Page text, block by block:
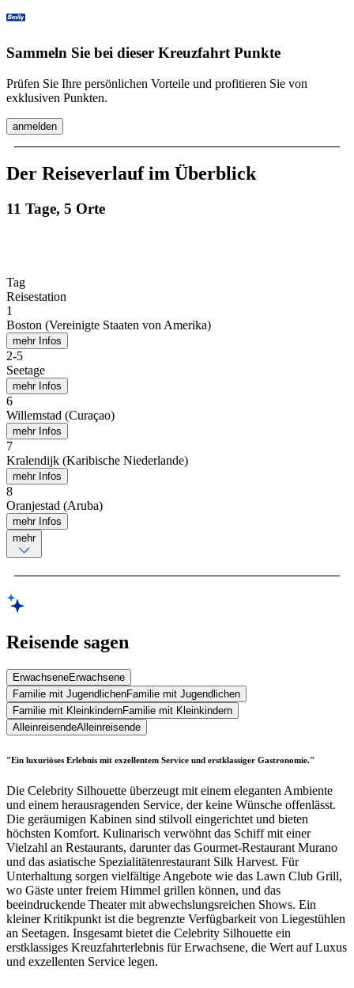
Sammeln Sie bei dieser Kreuzfahrt Punkte
Prüfen Sie Ihre persönlichen Vorteile und profitieren Sie von
exklusiven Punkten.
anmelden
Der Reiseverlauf im Überblick
11 Tage, 5 Orte
Tag
Reisestation
1
Boston (Vereinigte Staaten von Amerika)
mehr Infos
2-5
Seetage
mehr Infos
6
Willemstad (Curaçao)
mehr Infos
7
Kralendijk (Karibische Niederlande)
mehr Infos
8
Oranjestad (Aruba)
mehr Infos
mehr
Reisende sagen
ErwachseneErwachsene
Familie mit JugendlichenFamilie mit Jugendlichen
Familie mit KleinkindernFamilie mit Kleinkindern
AlleinreisendeAlleinreisende
"Ein luxuriöses Erlebnis mit exzellentem Service und erstklassiger Gastronomie."
Die Celebrity Silhouette überzeugt mit einem eleganten Ambiente
und einem herausragenden Service, der keine Wünsche offenlässt.
Die geräumigen Kabinen sind stilvoll eingerichtet und bieten
höchsten Komfort. Kulinarisch verwöhnt das Schiff mit einer
Vielzahl an Restaurants, darunter das Gourmet-Restaurant Murano
und das asiatische Spezialitätenrestaurant Silk Harvest. Für
Unterhaltung sorgen vielfältige Angebote wie das Lawn Club Grill,
wo Gäste unter freiem Himmel grillen können, und das
beeindruckende Theater mit abwechslungsreichen Shows. Ein
kleiner Kritikpunkt ist die begrenzte Verfügbarkeit von Liegestühlen
an Seetagen. Insgesamt bietet die Celebrity Silhouette ein
erstklassiges Kreuzfahrterlebnis für Erwachsene, die Wert auf Luxus
und exzellenten Service legen.